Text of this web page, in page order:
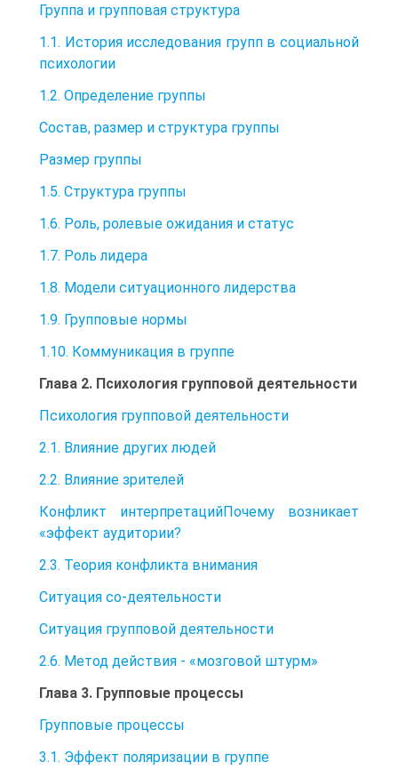
Группа и групповая структура
1.1. История исследования групп в социальной
психологии
1.2. Определение группы
Состав, размер и структура группы
Размер группы
1.5. Структура группы
1.6. Роль, ролевые ожидания и статус
1.7. Роль лидера
1.8. Модели ситуационного лидерства
1.9. Групповые нормы
1.10. Коммуникация в группе
Глава 2. Психология групповой деятельности
Психология групповой деятельности
2.1. Влияние других людей
2.2. Влияние зрителей
Конфликт интерпретацийПочему возникает
«эффект аудитории?
2.3. Теория конфликта внимания
Ситуация со-деятельности
Ситуация групповой деятельности
2.6. Метод действия - «мозговой штурм»
Глава 3. Групповые процессы
Групповые процессы
3.1. Эффект поляризации в группе